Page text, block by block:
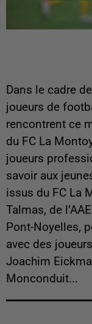
Dans le cadre
joueurs de
rencontrent ce
du FC La
joueurs
savoir aux
issus du FC La
Talmas, de
Pont-Noyelles,
avec des
Joachim
Monconduit...